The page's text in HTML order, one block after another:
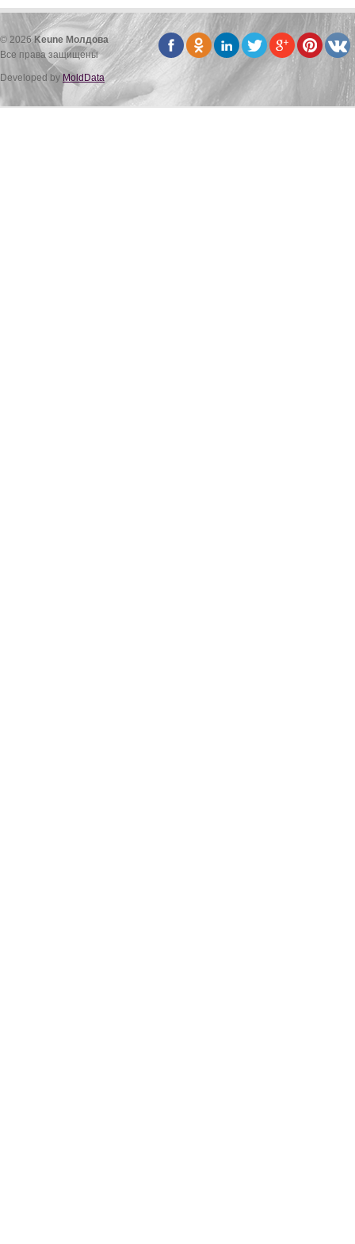
© 2026Keune Молдова
Все права защищены
Developed by MoldData